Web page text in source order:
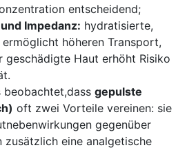
⁤entscheidend;
Impedanz: hydratisierte,
höheren Transport,
geschädigte Haut erhöht Risiko
beobachtet,dass gepulste
oft zwei Vorteile vereinen: sie
gegenüber
zusätzlich eine analgetische